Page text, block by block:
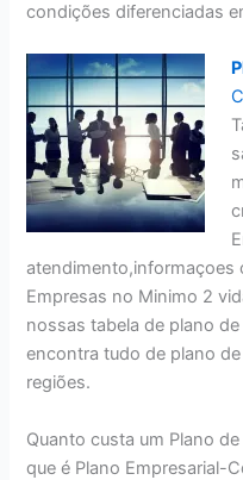
condições diferenciadas
atendimento,informaçoes
Empresas no Minimo 2
nossas tabela de plano
encontra tudo de plano
regiões.
Quanto custa um Plano
que é Plano Empresarial-